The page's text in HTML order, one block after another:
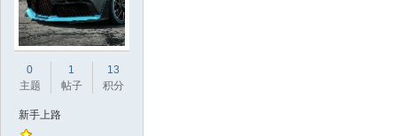
0
主题
1
帖子
13
积分
新手上路